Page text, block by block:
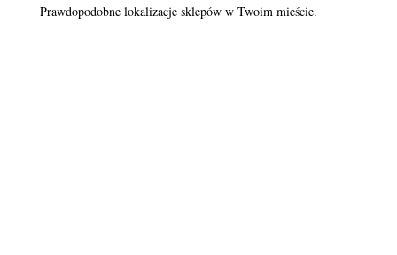
Prawdopodobne lokalizacje sklepów w Twoim mieście.